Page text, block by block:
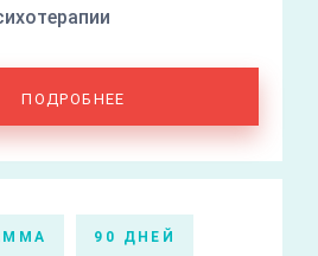
ПОДРОБНЕЕ
90 ДНЕЙ